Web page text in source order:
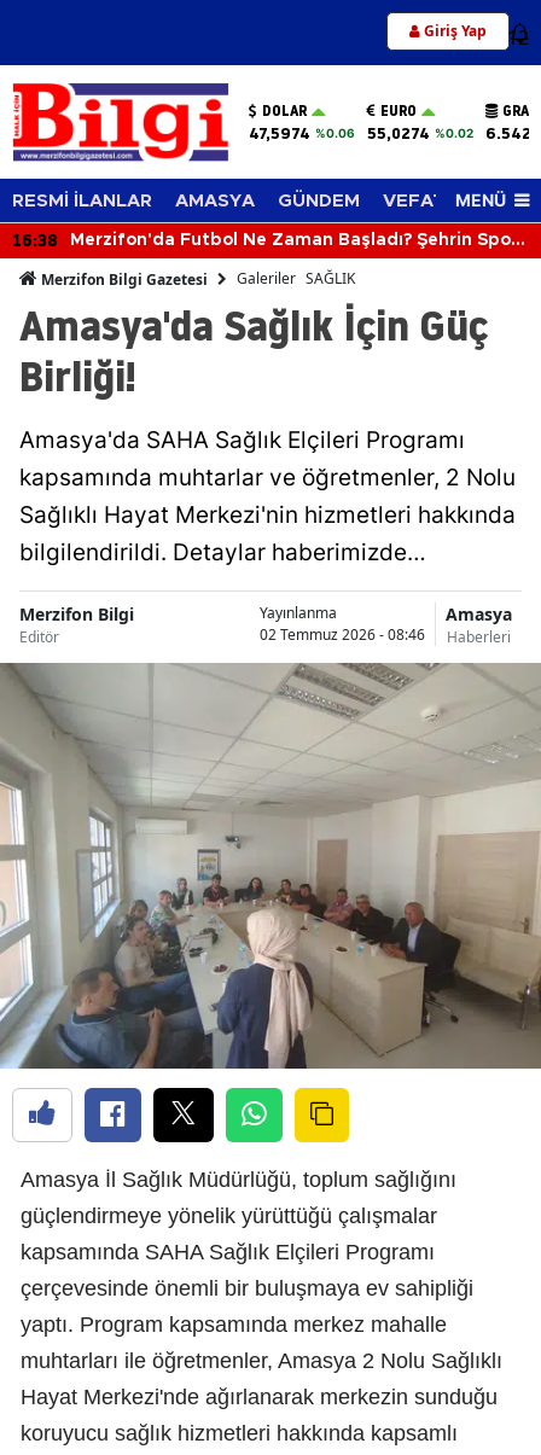
Giriş Yap 12
DOLAR
47,5974 %0.06
EURO
55,0274 %0.02
RESMİ İLANLAR AMASYA GÜNDEM VEFAT EDENLER
MENÜ
16:38
Merzifon'da Futbol Ne Zaman Başladı? Şehrin Spor
Merzifon Bilgi Gazetesi Galeriler SAĞLIK
Amasya'da Sağlık İçin Güç
Birliği!
Amasya'da SAHA Sağlık Elçileri Programı
kapsamında muhtarlar ve öğretmenler, 2 Nolu
Sağlıklı Hayat Merkezi'nin hizmetleri hakkında
bilgilendirildi. Detaylar haberimizde…
Merzifon Bilgi
Editör
Yayınlanma
02 Temmuz 2026 - 08:46
Amasya
Haberleri
Amasya İl Sağlık Müdürlüğü, toplum sağlığını
güçlendirmeye yönelik yürüttüğü çalışmalar
kapsamında SAHA Sağlık Elçileri Programı
çerçevesinde önemli bir buluşmaya ev sahipliği
yaptı. Program kapsamında merkez mahalle
muhtarları ile öğretmenler, Amasya 2 Nolu Sağlıklı
Hayat Merkezi'nde ağırlanarak merkezin sunduğu
koruyucu sağlık hizmetleri hakkında kapsamlı